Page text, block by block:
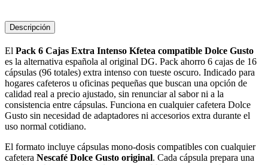
Descripción
El Pack 6 Cajas Extra Intenso Kfetea compatible Dolce Gusto
es la alternativa española al original DG. Pack ahorro 6 cajas de 16
cápsulas (96 totales) extra intenso con tueste oscuro. Indicado para
hogares cafeteros u oficinas pequeñas que buscan una opción de
calidad real a precio ajustado, sin renunciar al sabor ni a la
consistencia entre cápsulas. Funciona en cualquier cafetera Dolce
Gusto sin necesidad de adaptadores ni accesorios extra durante el
uso normal cotidiano.
El formato incluye cápsulas mono-dosis compatibles con cualquier
cafetera Nescafé Dolce Gusto original. Cada cápsula prepara una